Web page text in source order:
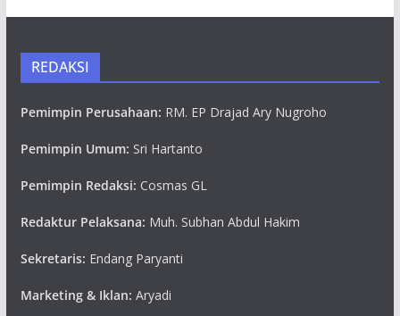
REDAKSI
Pemimpin Perusahaan: RM. EP Drajad Ary Nugroho
Pemimpin Umum: Sri Hartanto
Pemimpin Redaksi: Cosmas GL
Redaktur Pelaksana: Muh. Subhan Abdul Hakim
Sekretaris: Endang Paryanti
Marketing & Iklan: Aryadi